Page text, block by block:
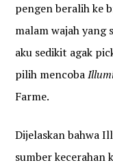
pengen beralih ke
malam wajah yang
aku sedikit agak
pilih mencoba
Farme.
Dijelaskan bahwa
sumber